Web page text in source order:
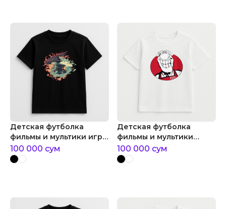
Детская футболка
фильмы и мультики игра
престолов: лед и
пламень
100 000 сум
Детская футболка
фильмы и мультики
доктор ливси - kfc
edition
100 000 сум